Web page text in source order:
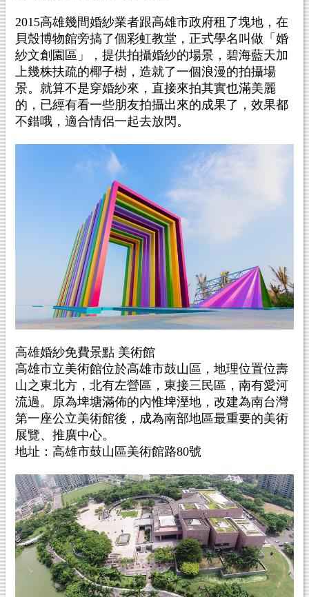
2015高雄幾間婚紗業者跟高雄市政府租了塊地，在
貝殼博物館旁搞了個彩虹教堂，正式學名叫做「婚
紗文創園區」，提供拍攝婚紗的場景，碧海藍天加
上幾株扶疏的椰子樹，造就了一個浪漫的拍攝場
景。就算不是穿婚紗來，直接來拍其實也滿美麗
的，已經有看一些朋友拍攝出來的成果了，效果都
不錯哦，適合情侶一起去放閃。
高雄婚紗免費景點 美術館
高雄市立美術館位於高雄市鼓山區，地理位置位壽
山之東北方，北有左營區，東接三民區，南有愛河
流過。原為埤塘滿佈的內惟埤溼地，改建為南台灣
第一座公立美術館後，成為南部地區最重要的美術
展覽、推廣中心。
地址：高雄市鼓山區美術館路80號